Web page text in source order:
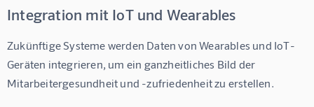
Integration mit IoT und Wearables
Zukünftige Systeme werden Daten von Wearables und IoT-
Geräten integrieren, um ein ganzheitliches Bild der
Mitarbeitergesundheit und -zufriedenheit zu erstellen.